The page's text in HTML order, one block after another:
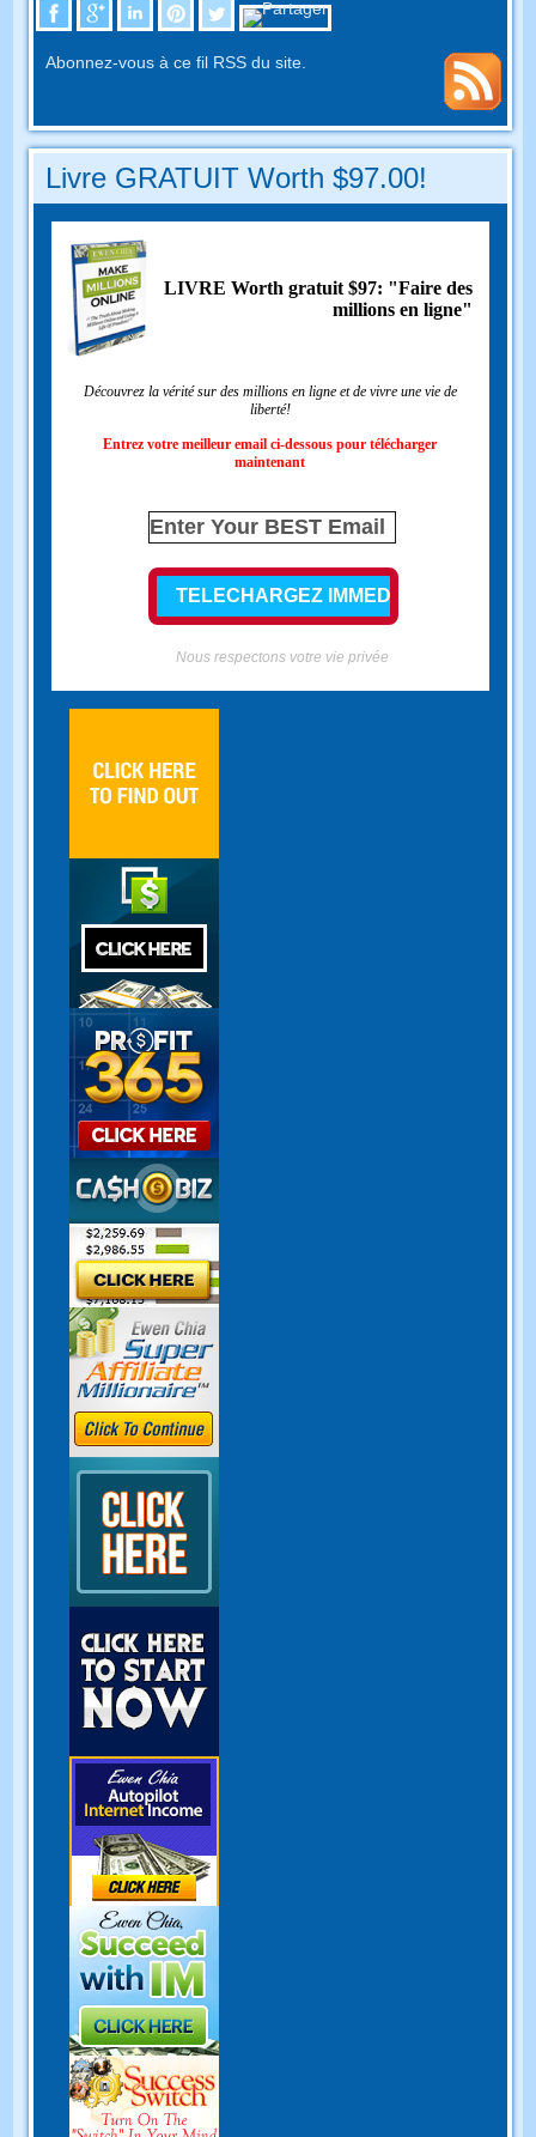
Abonnez-vous à ce fil RSS du site.
Livre GRATUIT Worth $97.00!
LIVRE Worth gratuit $97: "Faire des
millions en ligne"
Découvrez la vérité sur des millions en ligne et de vivre une vie de
liberté!
Entrez votre meilleur email ci-dessous pour télécharger
maintenant
Nous respectons votre vie privée